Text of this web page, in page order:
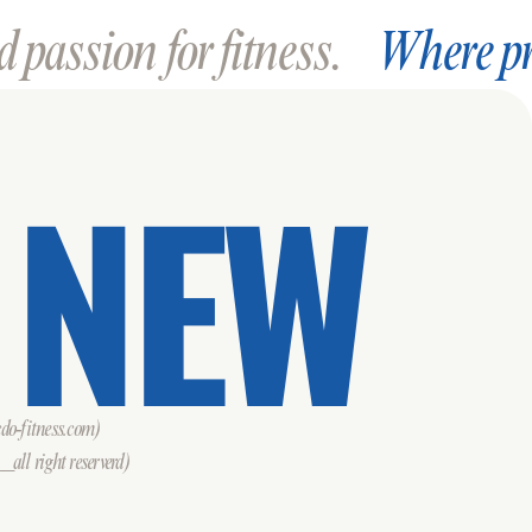
for fitness. Where
fitness.com)
right reserverd)